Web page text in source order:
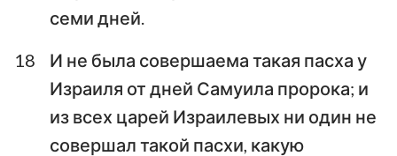
1 2
8
9 10 11 12 13
14
15
16 17 18 19 20
21
25
семи дней.
18
И не была совершаема такая пасха у
Израиля от дней Самуила пророка; и
из всех царей Израилевых ни один не
совершал такой пасхи, какую